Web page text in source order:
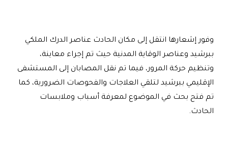
وفور إشعارها انتقل إلى مكان الحادث عناصر الدرك الملكي
ببرشيد وعناصر الوقاية المدنية حيث تم إجراء معاينة،
وتنظيم حركة المرور، فيما تم نقل المصابان إلى المستشفى
الإقليمي ببرشيد لتلقي العلاجات والفحوصات الضرورية، كما
تم فتح بحث في الموضوع لمعرفة أسباب وملابسات
الحادث.